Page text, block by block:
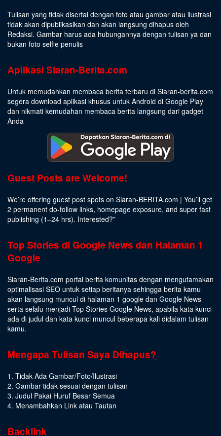
Tulisan yang tidak disertai dengan foto atau gambar atau ilustrasi
tidak akan dipublikasikan dan akan langsung dihapus oleh
Redaksi. Gambar harus ada hubungannya dengan tulisan ya dan
bukan foto selfie penulis
Aplikasi Siaran-Berita.com
Untuk memudahkan membaca berita terbaru di Siaran-berita.com
segera download aplikasi khusus untuk Android di Google Play
dan nikmati kemudahan membaca berita langsung dari gadget
Anda
Guest Posts are Welcome!
We’re offering guest post spots on Siaran-BERITA.com | You’ll get
2 permanent do-follow links, homepage exposure, and super fast
publishing (1–24 hrs). Interested?”
Top Stories di Google News dan Halaman 1
Google
Siaran-Berita.com portal berita komunitas dengan mengutamakan
optimalisasi SEO untuk setiap beritanya sehingga berita kamu
akan langsung muncul di halaman 1 google dan Google News
serta selalu menjadi Top Stories Google News, apabila kata kunci
ada di judul dan kata kunci muncul beberapa kali didalam tulisan
kamu.
Mengapa Tulisan Saya Dihapus?
1. Tidak Ada Gambar/Foto/Ilustrasi
2. Gambar tidak sesuai dengan tulisan
3. Judul Pakai Huruf Besar Semua
4. Menambahkan Link atau Tautan
Backlink